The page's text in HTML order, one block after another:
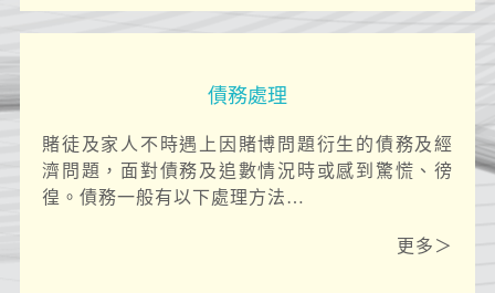
債務處理
賭徒及家人不時遇上因賭博問題衍生的債務及經
濟問題，面對債務及追數情況時或感到驚慌、徬
徨。債務一般有以下處理方法…
更多＞